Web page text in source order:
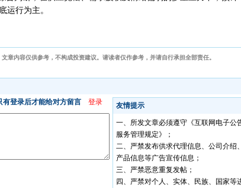
运行为主。
章内容仅供参考，不构成投资建议。请读者仅作参考，并请自行承担全部责任。